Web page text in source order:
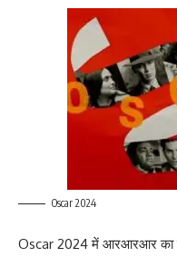
Oscar 2024
Oscar 2024 में आरआरआर का